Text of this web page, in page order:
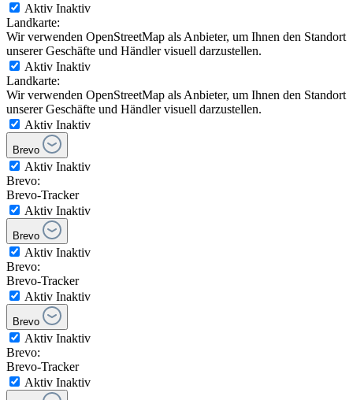
Aktiv Inaktiv
Landkarte:
Wir verwenden OpenStreetMap als Anbieter, um Ihnen den Standort
unserer Geschäfte und Händler visuell darzustellen.
Aktiv Inaktiv
Landkarte:
Wir verwenden OpenStreetMap als Anbieter, um Ihnen den Standort
unserer Geschäfte und Händler visuell darzustellen.
Aktiv Inaktiv
Brevo
Aktiv Inaktiv
Brevo:
Brevo-Tracker
Aktiv Inaktiv
Brevo
Aktiv Inaktiv
Brevo:
Brevo-Tracker
Aktiv Inaktiv
Brevo
Aktiv Inaktiv
Brevo:
Brevo-Tracker
Aktiv Inaktiv